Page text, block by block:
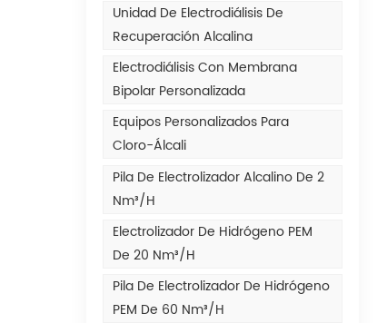
Unidad De Electrodiálisis De
Recuperación Alcalina
Electrodiálisis Con Membrana
Bipolar Personalizada
Equipos Personalizados Para
Cloro-Álcali
Pila De Electrolizador Alcalino De 2
Nm³/h
Electrolizador De Hidrógeno PEM
De 20 Nm³/h
Pila De Electrolizador De Hidrógeno
PEM De 60 Nm³/h